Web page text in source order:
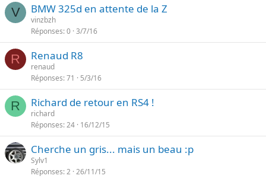
V BMW 325d en attente de la Z
vinzbzh
Réponses 0 3/7/16
R Renaud R8
renaud
Réponses 71 5/3/16
R Richard de retour en RS4 !
richard
Réponses 24 16/12/15
Cherche un gris... mais un beau :p
Sylv1
Réponses 2 26/11/15